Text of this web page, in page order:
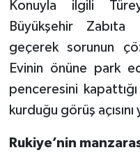
Konuyla ilgili
Büyükşehir
geçerek sorunun
Evinin önüne park
penceresini
kurduğu görüş
Rukiye’nin